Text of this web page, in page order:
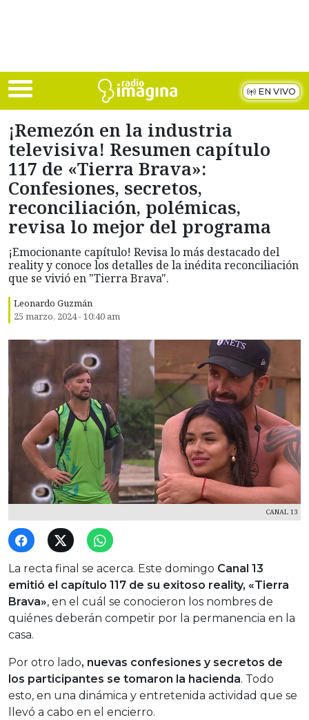
EN VIVO
¡Remezón en la industria
televisiva! Resumen capítulo
117 de «Tierra Brava»:
Confesiones, secretos,
reconciliación, polémicas,
revisa lo mejor del programa
¡Emocionante capítulo! Revisa lo más destacado del
reality y conoce los detalles de la inédita reconciliación
que se vivió en "Tierra Brava".
Leonardo Guzmán
25 marzo, 2024 - 10:40 am
CANAL 13
La recta final se acerca. Este domingo Canal 13
emitió el capítulo 117 de su exitoso reality, «Tierra
Brava», en el cuál se conocieron los nombres de
quiénes deberán competir por la permanencia en la
casa.
Por otro lado, nuevas confesiones y secretos de
los participantes se tomaron la hacienda. Todo
esto, en una dinámica y entretenida actividad que se
llevó a cabo en el encierro.